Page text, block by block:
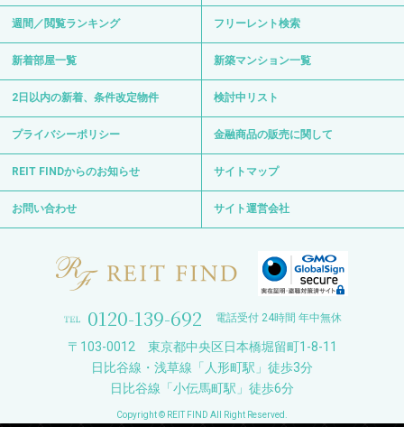
週間／閲覧ランキング フリーレント検索
新着部屋一覧 新築マンション一覧
2日以内の新着、条件改定物件 検討中リスト
プライバシーポリシー 金融商品の販売に関して
REIT FINDからのお知らせ サイトマップ
お問い合わせ サイト運営会社
0120-139-692 電話受付 24時間 年中無休
〒103-0012 東京都中央区日本橋堀留町1-8-11
日比谷線・浅草線「人形町駅」徒歩3分
日比谷線「小伝馬町駅」徒歩6分
Copyright © REIT FIND All Right Reserved.